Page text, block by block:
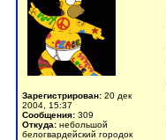
Зарегистрирован: 20 дек
2004, 15:37
Сообщения: 309
Откуда: небольшой
белогвардейский городок